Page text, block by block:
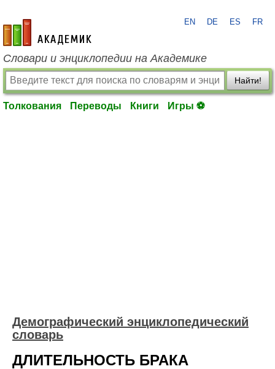
academic.ru
EN DE ES FR
Словари и энциклопедии на Академике
Найти!
Толкования Переводы Книги Игры ⚽
Демографический энциклопедический
словарь
ДЛИТЕЛЬНОСТЬ БРАКА